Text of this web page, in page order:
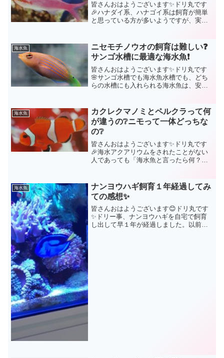
皆さんおはようございます✨ドリ丸です
🎉ハナダイ系、ハナゴイ系は飼育が簡単
と思っている方が多いようですが、実際
ンベ、キンギョハナダイ、ハナゴイ系な
らアカネハナゴイはその部...
海水魚
ニセモチノウオの飼育は難しい❓
サンゴ水槽に最適な海水魚❗
皆さんおはようございます✨ドリ丸です
🌸サンゴ水槽でも海水魚水槽でも、どち
らの水槽にも入れられる海水魚は、安心
あれば、海水アクアリウム始めたばかり
の方にとって魅力的ですよ...
海水魚
カクレクマノミとペルクラって何
が違うの❔ニモって一体どっちな
の❔
皆さんおはようございます✨ドリ丸です
🎉海水アクアリウムをされたことがない
人であっても「海水魚と言ったら何？」
ょうか。通称ニモですね🤗「モンガラカ
ワハギです❗」なんて言う...
海水魚
ナンヨウハギ飼育１年経過してみ
ての感想✨
皆さんおはようございます😊ドリ丸です
✨ドリー事、ナンヨウハギを自宅で飼育
し出して早１年が経過しました。以前、